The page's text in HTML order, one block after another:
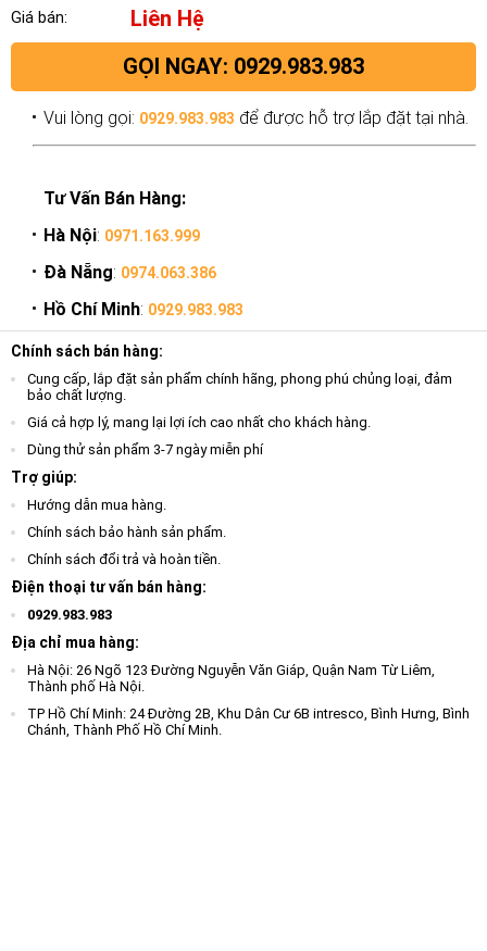
Giá bán:
Liên Hệ
GỌI NGAY: 0929.983.983
Vui lòng gọi: 0929.983.983 để được hỗ trợ lắp đặt tại nhà.
Tư Vấn Bán Hàng:
Hà Nội: 0971.163.999
Đà Nẵng: 0974.063.386
Hồ Chí Minh: 0929.983.983
Chính sách bán hàng:
Cung cấp, lắp đặt sản phẩm chính hãng, phong phú chủng loại, đảm
bảo chất lượng.
Giá cả hợp lý, mang lại lợi ích cao nhất cho khách hàng.
Dùng thử sản phẩm 3-7 ngày miễn phí
Trợ giúp:
Hướng dẫn mua hàng.
Chính sách bảo hành sản phẩm.
Chính sách đổi trả và hoàn tiền.
Điện thoại tư vấn bán hàng:
0929.983.983
Địa chỉ mua hàng:
Hà Nội: 26 Ngõ 123 Đường Nguyễn Văn Giáp, Quận Nam Từ Liêm,
Thành phố Hà Nội.
TP Hồ Chí Minh: 24 Đường 2B, Khu Dân Cư 6B intresco, Bình Hưng, Bình
Chánh, Thành Phố Hồ Chí Minh.